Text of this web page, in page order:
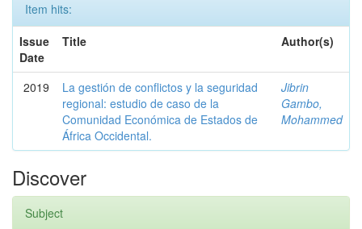
Item hits:
Issue
Date
Title Author(s)
2019
La gestión de conflictos y la seguridad
regional: estudio de caso de la
Comunidad Económica de Estados de
África Occidental.
Jibrin
Gambo,
Mohammed
Discover
Subject